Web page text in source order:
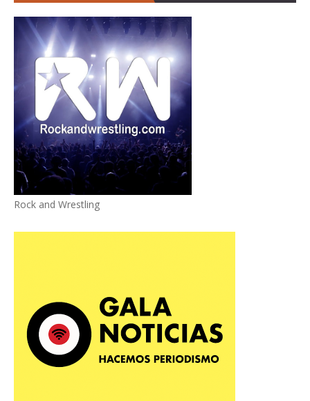
Rock and Wrestling